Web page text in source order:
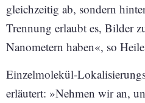
gleichzeitig ab, sondern
Trennung erlaubt es, Bilder
Nanometern haben«, so
Einzelmolekül-
erläutert: »Nehmen wir an,